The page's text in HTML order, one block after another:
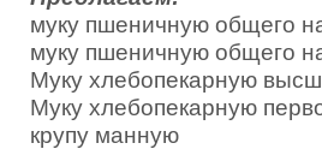
муку пшеничную общего
муку пшеничную общего
Муку хлебопекарную
Муку хлебопекарную
крупу манную